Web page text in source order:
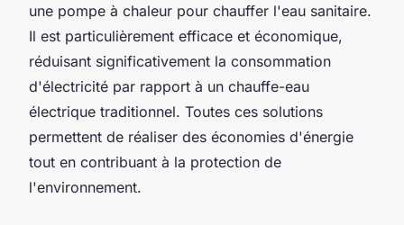
une pompe à chaleur pour chauffer l'eau sanitaire.
Il est particulièrement efficace et économique,
réduisant significativement la consommation
d'électricité par rapport à un chauffe-eau
électrique traditionnel. Toutes ces solutions
permettent de réaliser des économies d'énergie
tout en contribuant à la protection de
l'environnement.